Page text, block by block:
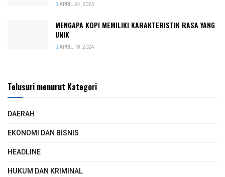
APRIL 24, 2025
MENGAPA KOPI MEMILIKI KARAKTERISTIK RASA YANG
UNIK
APRIL 18, 2024
Telusuri menurut Kategori
DAERAH
EKONOMI DAN BISNIS
HEADLINE
HUKUM DAN KRIMINAL